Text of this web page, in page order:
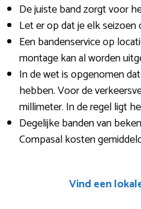
De juiste band zorgt voor
Let er op dat je elk
Een bandenservice op
montage kan al worden
In de wet is opgenomen
hebben. Voor de
millimeter. In de regel ligt
Degelijke banden van
Compasal kosten
Vind een